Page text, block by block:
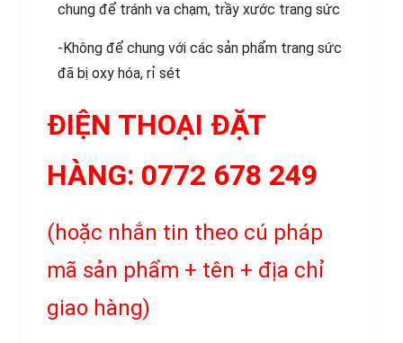
chung để tránh va chạm, trầy xước trang sức
-Không để chung với các sản phẩm trang sức
đã bị oxy hóa, rỉ sét
ĐIỆN THOẠI ĐẶT
HÀNG: 0772 678 249
(hoặc nhắn tin theo cú pháp
mã sản phẩm + tên + địa chỉ
giao hàng)